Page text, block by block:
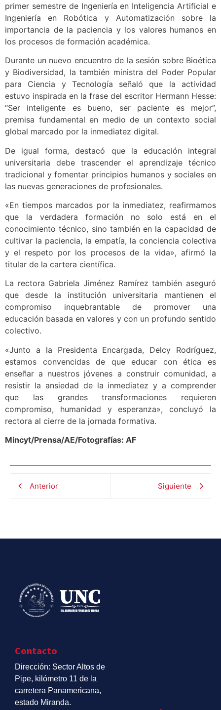
primer semestre de Ingeniería en Inteligencia Artificial e
Ingeniería en Robótica y Automatización sobre la
importancia de la paciencia y los valores humanos en
los procesos de formación académica.
Durante un nuevo encuentro de la sesión sobre Bioética
y Biodiversidad, la también ministra del Poder Popular
para Ciencia y Tecnología señaló que la actividad
estuvo inspirada en la frase del escritor Hermann Hesse:
“Ser inteligente es bueno, ser paciente es mejor”,
premisa fundamental en medio de un contexto social
global marcado por la inmediatez digital.
De igual forma, destacó que la educación integral
universitaria debe trascender el aprendizaje técnico
tradicional y fomentar principios humanos y sociales en
las nuevas generaciones de profesionales.
«En tiempos marcados por la inmediatez, reafirmamos
que la verdadera formación no solo está en el
conocimiento técnico, sino también en la capacidad de
cultivar la paciencia, la empatía, la conciencia colectiva
y el respeto por los procesos de la vida», afirmó la
titular de la cartera científica.
La rectora Gabriela Jiménez Ramírez también aseguró
que desde la institución universitaria mantienen el
compromiso inquebrantable de promover una
educación basada en valores y con un profundo sentido
colectivo.
«Junto a la Presidenta Encargada, Delcy Rodríguez,
estamos convencidas de que educar con ética es
enseñar a nuestros jóvenes a construir comunidad, a
resistir la ansiedad de la inmediatez y a comprender
que las grandes transformaciones requieren
compromiso, humanidad y esperanza», concluyó la
rectora al cierre de la jornada formativa.
Mincyt/Prensa/AE/Fotografías: AF
Anterior Siguiente
Contacto
Dirección: Sector Altos de
Pipe, kilómetro 11 de la
carretera Panamericana,
estado Miranda.